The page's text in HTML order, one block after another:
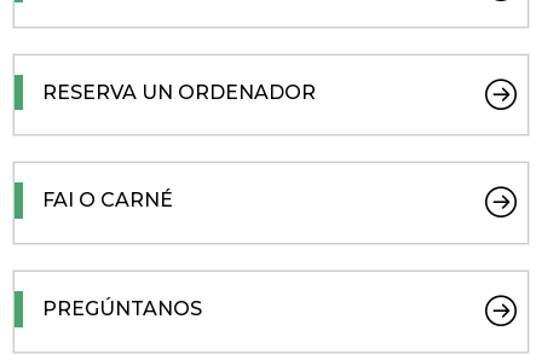
RESERVA UN ORDENADOR
FAI O CARNÉ
PREGÚNTANOS